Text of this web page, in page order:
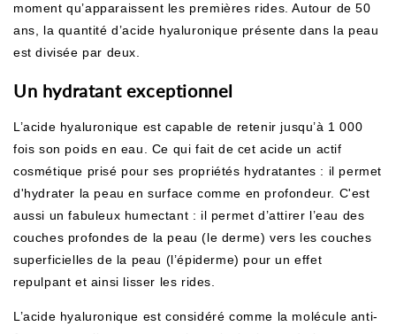
moment qu’apparaissent les premières rides. Autour de 50
ans, la quantité d’acide hyaluronique présente dans la peau
est divisée par deux.
Un hydratant exceptionnel
L’acide hyaluronique est capable de retenir jusqu’à 1 000
fois son poids en eau. Ce qui fait de cet acide un actif
cosmétique prisé pour ses propriétés hydratantes : il permet
d'hydrater la peau en surface comme en profondeur. C'est
aussi un fabuleux humectant : il permet d’attirer l’eau des
couches profondes de la peau (le derme) vers les couches
superficielles de la peau (l’épiderme) pour un effet
repulpant et ainsi lisser les rides.
L’acide hyaluronique est considéré comme la molécule anti-